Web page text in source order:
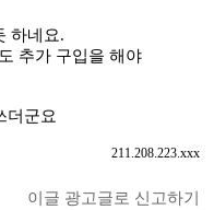
하네요.
추가 구입을 해야
더군요
211.208.223.xxx
이글 광고글로 신고하기